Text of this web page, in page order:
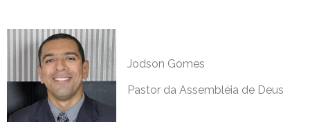
Jodson Gomes
Pastor da Assembléia de Deus